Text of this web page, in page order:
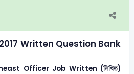
Written Question Bank
Officer Job Written (লিখিত)